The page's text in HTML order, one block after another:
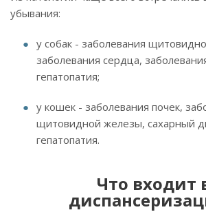
убывания:
у собак - заболевания
заболевания сердца,
гепатопатия;
у кошек - заболевания почек,
щитовидной железы, сахарный
гепатопатия.
Что входит